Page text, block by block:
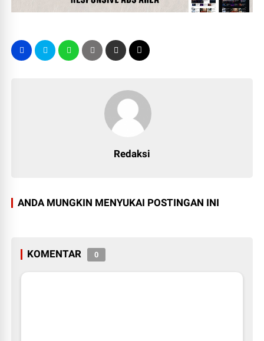
Redaksi
ANDA MUNGKIN MENYUKAI POSTINGAN INI
KOMENTAR 0